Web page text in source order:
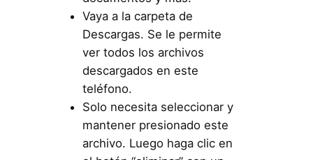
Vaya a la carpeta de
Descargas. Se le permite
ver todos los archivos
descargados en este
teléfono.
Solo necesita seleccionar y
mantener presionado este
archivo. Luego haga clic en